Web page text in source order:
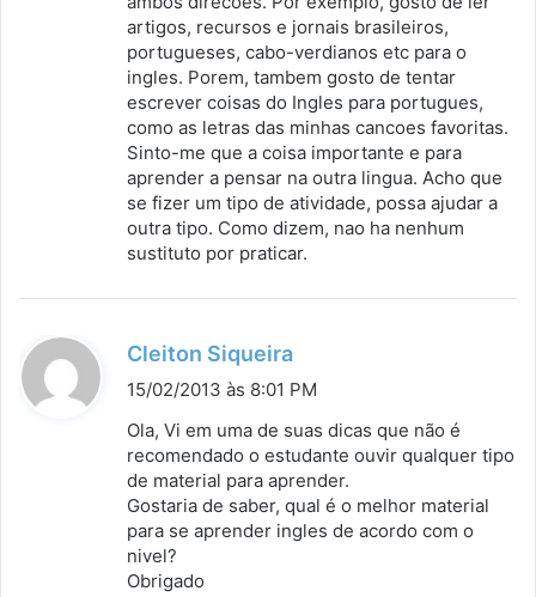
artigos, recursos e jornais brasileiros,
portugueses, cabo-verdianos etc para o
ingles. Porem, tambem gosto de tentar
escrever coisas do Ingles para portugues,
como as letras das minhas cancoes favoritas.
Sinto-me que a coisa importante e para
aprender a pensar na outra lingua. Acho que
se fizer um tipo de atividade, possa ajudar a
outra tipo. Como dizem, nao ha nenhum
sustituto por praticar.
Cleiton Siqueira
i
s
e
:
15/02/2013 às 8:01 PM
Ola, Vi em uma de suas dicas que não é
recomendado o estudante ouvir qualquer tipo
de material para aprender.
Gostaria de saber, qual é o melhor material
para se aprender ingles de acordo com o
nivel?
Obrigado